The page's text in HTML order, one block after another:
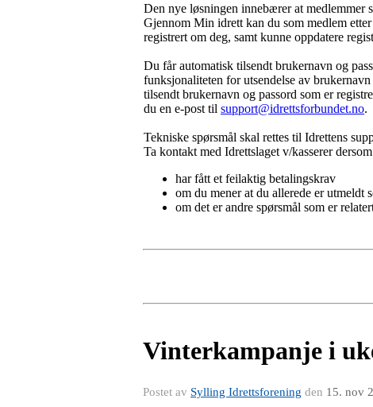
Den nye løsningen innebærer at medlemmer
Gjennom Min idrett kan du som medlem
registrert om deg, samt kunne oppdatere
Du får automatisk tilsendt brukernavn og
funksjonaliteten for utsendelse av
tilsendt brukernavn og passord som er
du en e-post til support@idrettsforbundet.no.
Tekniske spørsmål skal rettes til Idrettens
Ta kontakt med Idrettslaget v/kasserer
har fått et feilaktig betalingskrav
om du mener at du allerede er utmeldt
om det er andre spørsmål som er
Vinterkampanje i
Postet av Sylling Idrettsforening den 15. nov